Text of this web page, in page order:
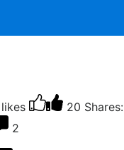
likes 20 Shares:
2